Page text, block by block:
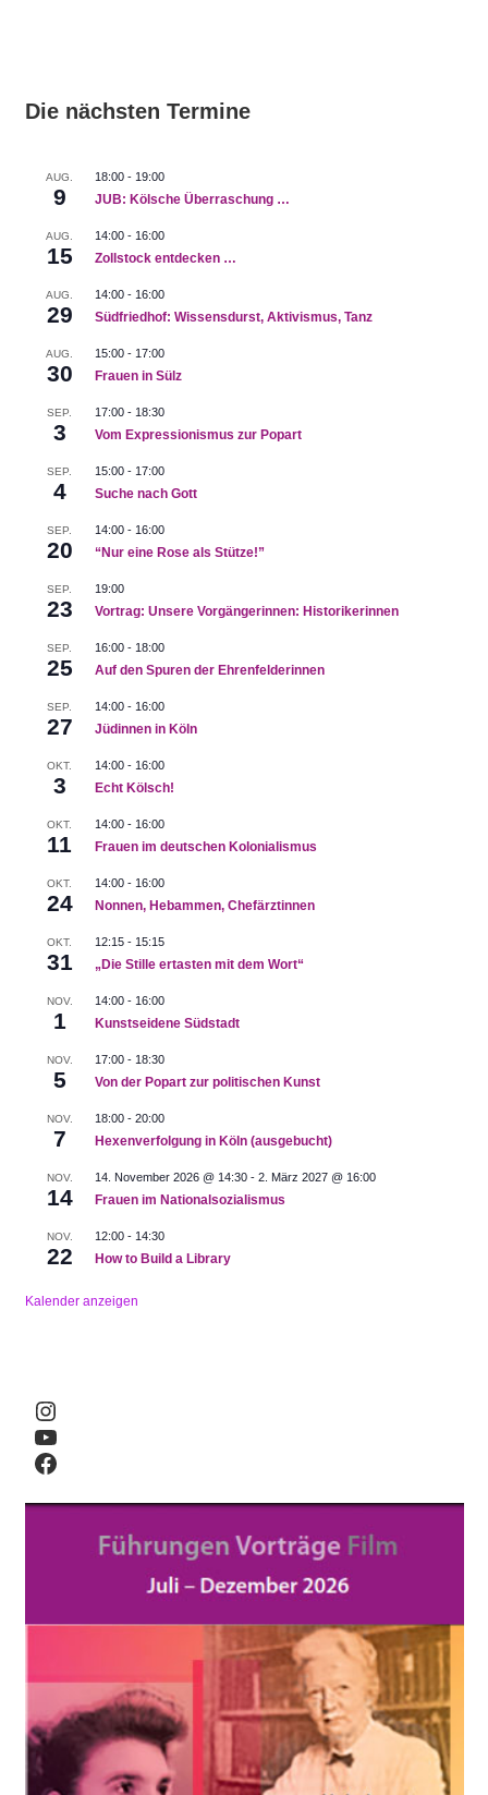
Die nächsten Termine
AUG.
9
18:00- 19:00
JUB: Kölsche Überraschung …
AUG.
15
14:00- 16:00
Zollstock entdecken …
AUG.
29
14:00- 16:00
Südfriedhof: Wissensdurst, Aktivismus, Tanz
AUG.
30
15:00- 17:00
Frauen in Sülz
SEP.
3
17:00- 18:30
Vom Expressionismus zur Popart
SEP.
4
15:00- 17:00
Suche nach Gott
SEP.
20
14:00- 16:00
“Nur eine Rose als Stütze!”
SEP.
23
19:00
Vortrag: Unsere Vorgängerinnen: Historikerinnen
SEP.
25
16:00- 18:00
Auf den Spuren der Ehrenfelderinnen
SEP.
27
14:00- 16:00
Jüdinnen in Köln
OKT.
3
14:00- 16:00
Echt Kölsch!
OKT.
11
14:00- 16:00
Frauen im deutschen Kolonialismus
OKT.
24
14:00- 16:00
Nonnen, Hebammen, Chefärztinnen
OKT.
31
12:15- 15:15
„Die Stille ertasten mit dem Wort“
NOV.
1
14:00- 16:00
Kunstseidene Südstadt
NOV.
5
17:00- 18:30
Von der Popart zur politischen Kunst
NOV.
7
18:00- 20:00
Hexenverfolgung in Köln (ausgebucht)
NOV.
14
14. November 2026 @ 14:30- 2. März 2027 @ 16:00
Frauen im Nationalsozialismus
NOV.
22
12:00- 14:30
How to Build a Library
Kalender anzeigen
Instagram
YouTube
Facebook